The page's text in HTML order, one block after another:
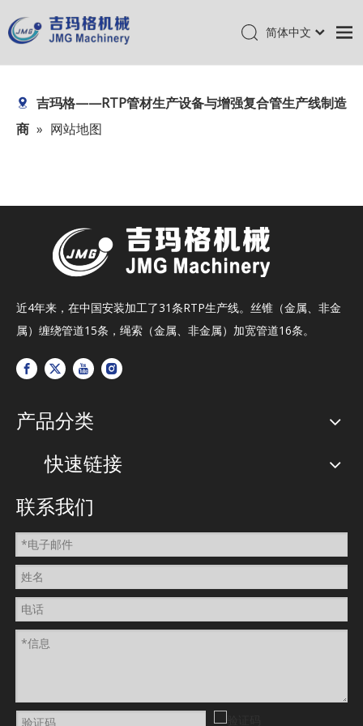
产品
关于我们
联系我们
简体中文
吉玛格——RTP管材生产设备与增强复合管生产线制造
商 » 网站地图
近4年来，在中国安装加工了31条RTP生产线。丝锥（金属、非金
属）缠绕管道15条，绳索（金属、非金属）加宽管道16条。
产品分类
快速链接
联系我们